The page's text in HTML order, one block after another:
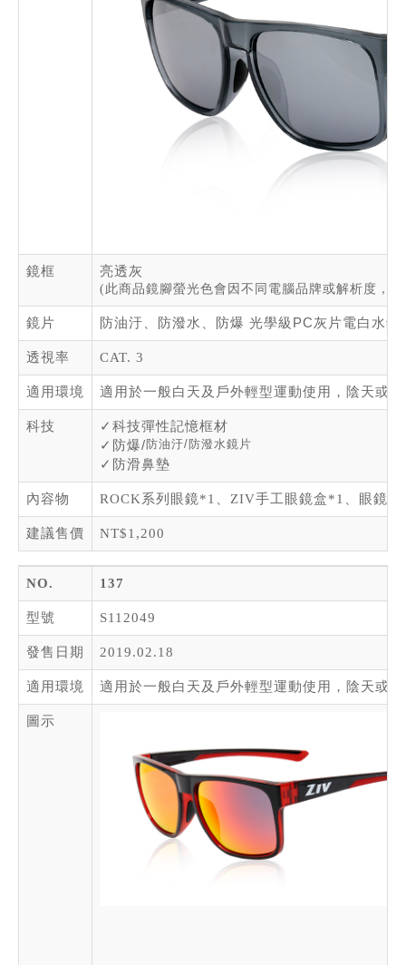
鏡框 亮透灰
(此商品鏡腳螢光色會因不同電腦品牌或解析度，
鏡片 防油汙、防潑水、防爆 光學級 PC灰片電白水銀
透視率 CAT. 3
適用環境 適用於一般白天及戶外輕型運動使用，陰天或
科技 ✓ 科技彈性記憶框材
✓ 防爆/ 防油汙/防潑水鏡片
✓ 防滑鼻墊
內容物 ROCK系列眼鏡*1、ZIV手工眼鏡盒*1、眼鏡
建議售價 NT$1,200
NO. 137
型號 S112049
發售日期 2019.02.18
適用環境 適用於一般白天及戶外輕型運動使用，陰天或
圖示